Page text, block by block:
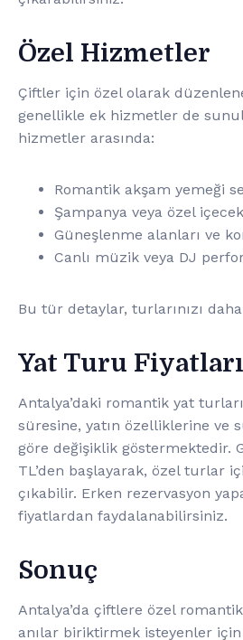
Özel Hizmetler
Çiftler için özel olarak
genellikle ek hizmetler de
hizmetler arasında:
Romantik akşam yemeği
Şampanya veya özel
Güneşlenme alanları ve
Canlı müzik veya DJ
Bu tür detaylar, turlarınızı
Yat Turu Fiyatları
Antalya’daki romantik yat
süresine, yatın özelliklerine ve
göre değişiklik göstermektedir.
TL’den başlayarak, özel turlar
çıkabilir. Erken rezervasyon
fiyatlardan faydalanabilirsiniz.
Sonuç
Antalya’da çiftlere özel
anılar biriktirmek isteyenler için